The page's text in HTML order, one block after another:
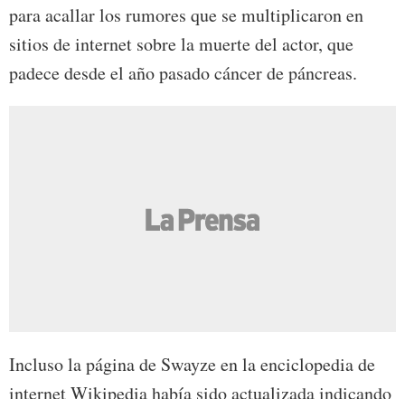
para acallar los rumores que se multiplicaron en
sitios de internet sobre la muerte del actor, que
padece desde el año pasado cáncer de páncreas.
Incluso la página de Swayze en la enciclopedia de
internet Wikipedia había sido actualizada indicando